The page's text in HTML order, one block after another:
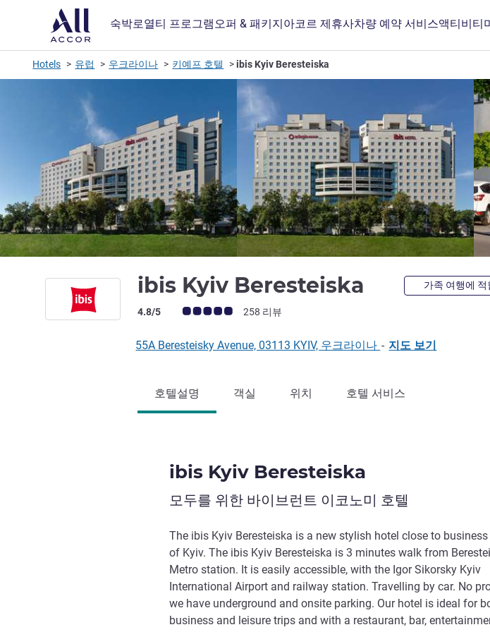
숙박로열티 프로그램 오퍼 & 패키지아코르 제휴사차량 예약 서비스액티비티
Hotels 유럽 우크라이나 키예프 호텔 ibis Kyiv Beresteiska
ibis Kyiv Beresteiska 가족 여행에 적
고객 평점 (ALL 평가)
4.8/5 258 리뷰
55A Beresteisky Avenue, 03113 KYIV, 우크라이나 - 지도 보기
호텔설명 객실 위치 호텔 서비스
ibis Kyiv Beresteiska
모두를 위한 바이브런트 이코노미 호텔
The ibis Kyiv Beresteiska is a new stylish hotel close to business
of Kyiv. The ibis Kyiv Beresteiska is 3 minutes walk from
Metro station. It is easily accessible, with the Igor Sikorsky Kyiv
International Airport and railway station. Travelling by car. No
we have underground and onsite parking. Our hotel is ideal for
business and leisure trips and with a restaurant, bar,